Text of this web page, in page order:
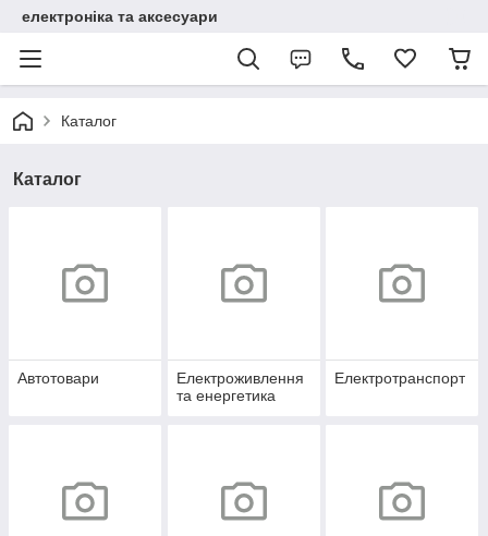
електроніка та аксесуари
Каталог
Каталог
Автотовари
Електроживлення
та енергетика
Електротранспорт